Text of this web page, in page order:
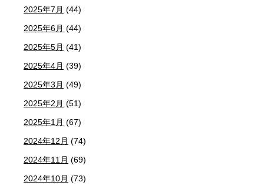
2025年7月 (44)
2025年6月 (44)
2025年5月 (41)
2025年4月 (39)
2025年3月 (49)
2025年2月 (51)
2025年1月 (67)
2024年12月 (74)
2024年11月 (69)
2024年10月 (73)